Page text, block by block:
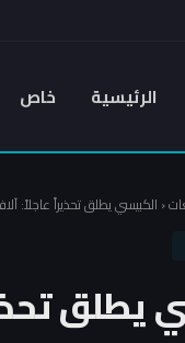
الرئيسية خاص
‹ الكبيسي يطلق تحذيراً عاجلاً:
يطلق